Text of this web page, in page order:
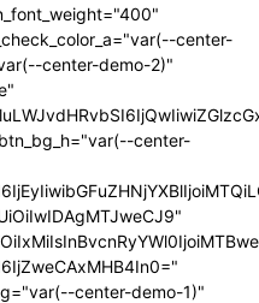
center-
center-demo-2)"
center-
center-demo-1)"